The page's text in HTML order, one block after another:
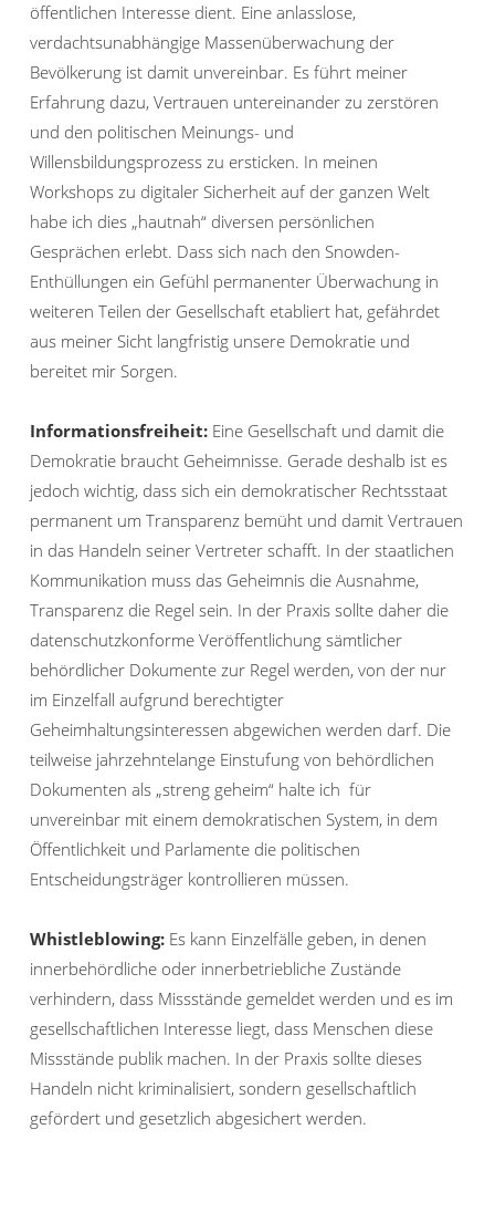
öffentlichen Interesse dient. Eine anlasslose,
verdachtsunabhängige Massenüberwachung der
Bevölkerung ist damit unvereinbar. Es führt meiner
Erfahrung dazu, Vertrauen untereinander zu zerstören
und den politischen Meinungs- und
Willensbildungsprozess zu ersticken. In meinen
Workshops zu digitaler Sicherheit auf der ganzen Welt
habe ich dies „hautnah“ diversen persönlichen
Gesprächen erlebt. Dass sich nach den Snowden-
Enthüllungen ein Gefühl permanenter Überwachung in
weiteren Teilen der Gesellschaft etabliert hat, gefährdet
aus meiner Sicht langfristig unsere Demokratie und
bereitet mir Sorgen.
Informationsfreiheit: Eine Gesellschaft und damit die
Demokratie braucht Geheimnisse. Gerade deshalb ist es
jedoch wichtig, dass sich ein demokratischer Rechtsstaat
permanent um Transparenz bemüht und damit Vertrauen
in das Handeln seiner Vertreter schafft. In der staatlichen
Kommunikation muss das Geheimnis die Ausnahme,
Transparenz die Regel sein. In der Praxis sollte daher die
datenschutzkonforme Veröffentlichung sämtlicher
behördlicher Dokumente zur Regel werden, von der nur
im Einzelfall aufgrund berechtigter
Geheimhaltungsinteressen abgewichen werden darf. Die
teilweise jahrzehntelange Einstufung von behördlichen
Dokumenten als „streng geheim“ halte ich für
unvereinbar mit einem demokratischen System, in dem
Öffentlichkeit und Parlamente die politischen
Entscheidungsträger kontrollieren müssen.
Whistleblowing: Es kann Einzelfälle geben, in denen
innerbehördliche oder innerbetriebliche Zustände
verhindern, dass Missstände gemeldet werden und es im
gesellschaftlichen Interesse liegt, dass Menschen diese
Missstände publik machen. In der Praxis sollte dieses
Handeln nicht kriminalisiert, sondern gesellschaftlich
gefördert und gesetzlich abgesichert werden.